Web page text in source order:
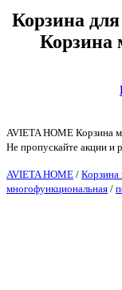
Корзина
Корзина
AVIETA HOME Корзина
Не пропускайте акции и
AVIETA HOME / Корзина
многофункциональная /